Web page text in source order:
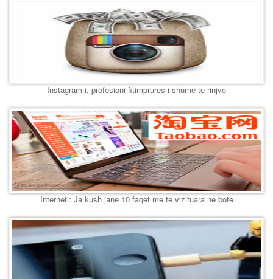
Instagram-i, profesioni fitimprures i shume te rinjve
Interneti: Ja kush jane 10 faqet me te vizituara ne bote